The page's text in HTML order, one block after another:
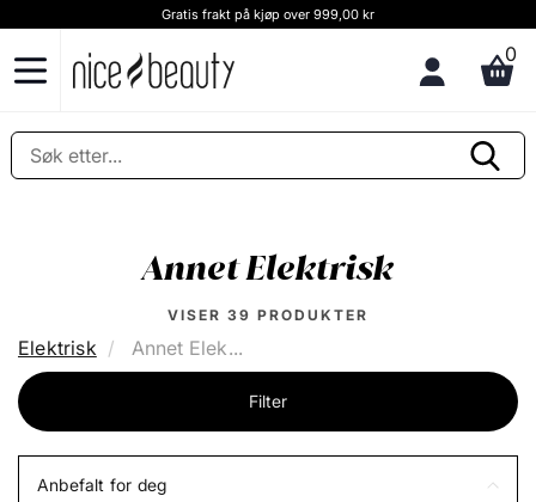
Kundeservice & råd Ring oss på (+47) 852 90 370
0
Annet Elektrisk
VISER 39 PRODUKTER
Elektrisk Annet Elek...
Filter
Anbefalt for deg